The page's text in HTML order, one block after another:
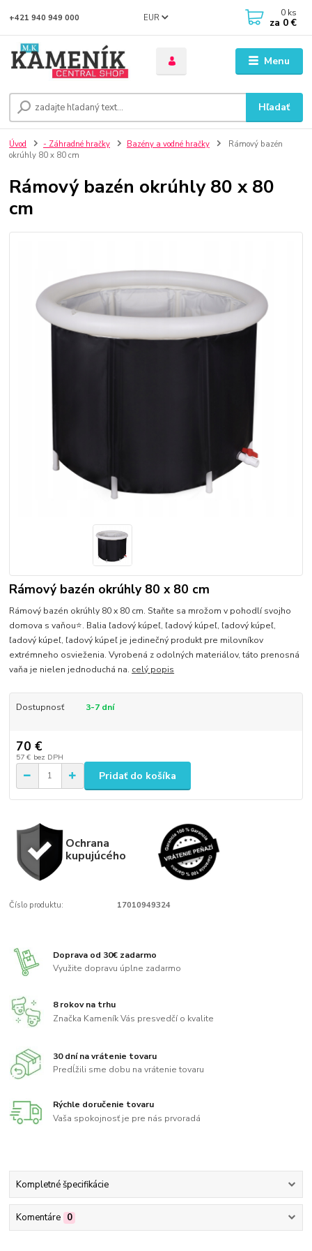
Menu
EUR
Hľadať
+421 940 949 000 0 ks
za 0 €
Úvod - Záhradné hračky Bazény a vodné hračky
Rámový bazén
okrúhly 80 x 80 cm
Rámový bazén okrúhly 80 x 80
cm
Rámový bazén okrúhly 80 x 80 cm
Rámový bazén okrúhly 80 x 80 cm. Staňte sa mrožom v pohodlí svojho
domova s vaňou⭐. Balia ľadový kúpeľ, ľadový kúpeľ, ľadový kúpeľ,
ľadový kúpeľ, ľadový kúpeľ je jedinečný produkt pre milovníkov
extrémneho osvieženia. Vyrobená z odolných materiálov, táto prenosná
vaňa je nielen jednoduchá na. celý popis
Dostupnosť 3-7 dní
70 €
57 € bez DPH
Pridať do košíka
Ochrana
kupujúcého
Číslo produktu: 17010949324
Doprava od 30€ zadarmo
Využite dopravu úplne zadarmo
8 rokov na trhu
Značka Kameník Vás presvedčí o kvalite
30 dní na vrátenie tovaru
Predĺžili sme dobu na vrátenie tovaru
Rýchle doručenie tovaru
Vaša spokojnosť je pre nás prvoradá
Kompletné špecifikácie
Komentáre 0